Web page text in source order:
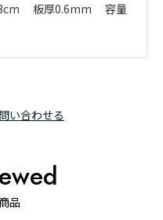
板厚0.6mm 容量
い合わせる
品